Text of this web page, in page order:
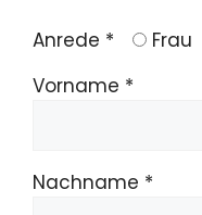
Anrede * Frau
Vorname *
Nachname *